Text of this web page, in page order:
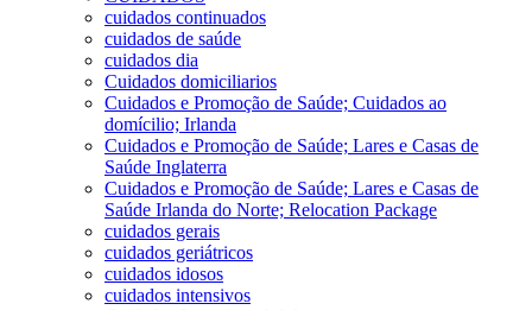
cuidados continuados
cuidados de saúde
cuidados dia
Cuidados domiciliarios
Cuidados e Promoção de Saúde; Cuidados ao
domícilio; Irlanda
Cuidados e Promoção de Saúde; Lares e Casas de
Saúde Inglaterra
Cuidados e Promoção de Saúde; Lares e Casas de
Saúde Irlanda do Norte; Relocation Package
cuidados gerais
cuidados geriátricos
cuidados idosos
cuidados intensivos